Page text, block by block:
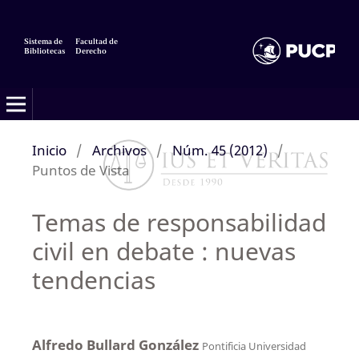
Sistema de
Bibliotecas
Facultad de
Derecho
Inicio / Archivos / Núm. 45 (2012) /
Puntos de Vista
Temas de responsabilidad
civil en debate : nuevas
tendencias
Alfredo Bullard González Pontificia Universidad